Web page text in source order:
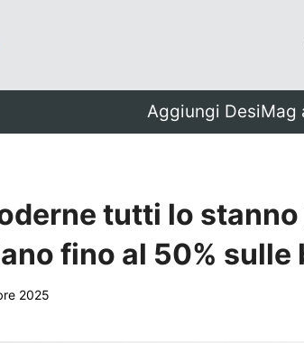
Aggiungi DesiMag
tutti lo
fino al 50% sulle
2025